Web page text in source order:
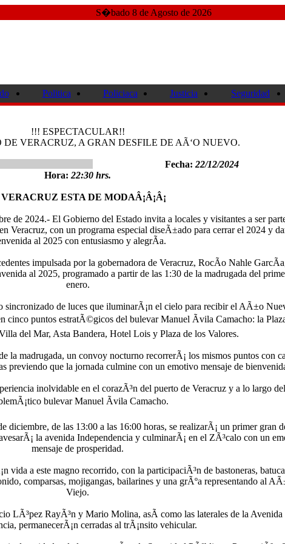
S�bado 8 de Agosto de 2026
Politica Policiaca Justicia Seguridad
!!! ESPECTACULAR!!
VERACRUZ, A GRAN DESFILE DE AÃ‘O NUEVO.
Fecha: 22/12/2024
Hora: 22:30 hrs.
ESTA DE MODAÂ¡Â¡Â¡
de 2024.- El Gobierno del Estado invita a locales y visitantes a ser
Veracruz, con un programa especial diseÃ±ado para cerrar el 2024 y
al 2025 con entusiasmo y alegrÃ­a.
impulsada por la gobernadora de Veracruz, RocÃ­o Nahle
al 2025, programado a partir de las 1:30 de la madrugada del
enero.
sincronizado de luces que iluminarÃ¡n el cielo para recibir el AÃ±o
cinco puntos estratÃ©gicos del bulevar Manuel Ãvila Camacho: la
del Mar, Asta Bandera, Hotel Lois y Plaza de los Valores.
la madrugada, un convoy nocturno recorrerÃ¡ los mismos puntos con
previendo que la jornada culmine con un emotivo mensaje de
inolvidable en el corazÃ³n del puerto de Veracruz y a lo largo del
bulevar Manuel Ãvila Camacho.
diciembre, de las 13:00 a las 16:00 horas, se realizarÃ¡ un primer gran
la avenida Independencia y culminarÃ¡ en el ZÃ³calo con un
mensaje de prosperidad.
vida a este magno recorrido, con la participaciÃ³n de bastoneras,
comparsas, mojigangas, bailarines y una grÃºa representando al
Viejo.
LÃ³pez RayÃ³n y Mario Molina, asÃ­ como las laterales de la Avenida
permanecerÃ¡n cerradas al trÃ¡nsito vehicular.